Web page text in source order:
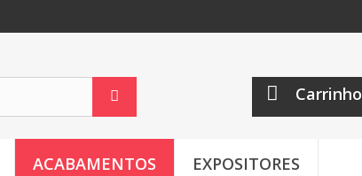
Carrinho
ACABAMENTOS EXPOSITORES